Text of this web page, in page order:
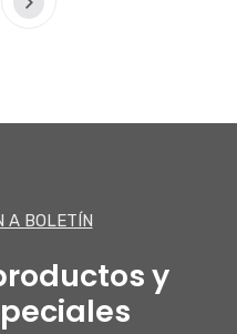
A BOLETÍN
y